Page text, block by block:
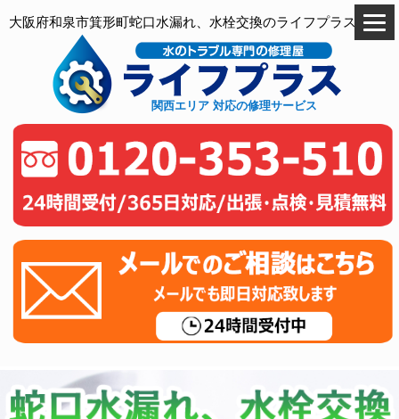
大阪府和泉市箕形町蛇口水漏れ、水栓交換のライフプラス
関西エリア 対応の修理サービス